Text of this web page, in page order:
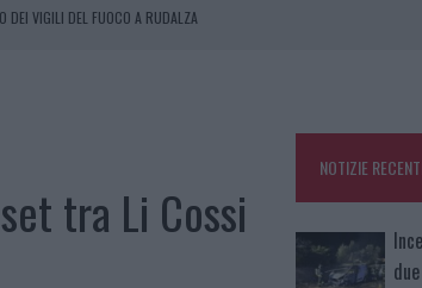
DEI VIGILI DEL FUOCO A RUDALZA
tra Li Cossi
NOTIZIE